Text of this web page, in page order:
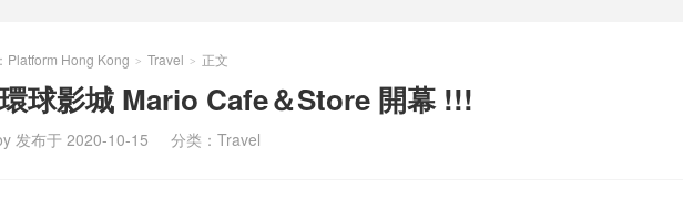
Platform Hong Kong > Travel > 正文
球影城 Mario Cafe＆Store 開幕 !!!
发布于 2020-10-15 分类： Travel